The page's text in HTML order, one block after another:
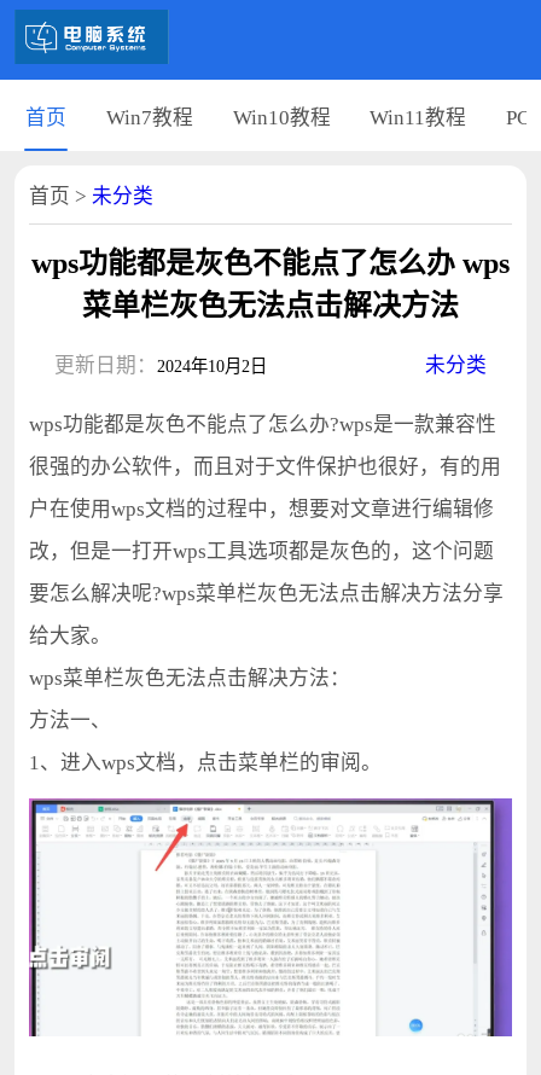
首页 Win7教程 Win10教程 Win11教程 PC
首页 > 未分类
wps功能都是灰色不能点了怎么办 wps
菜单栏灰色无法点击解决方法
更新日期： 2024年10月2日 未分类
wps功能都是灰色不能点了怎么办?wps是一款兼容性
很强的办公软件，而且对于文件保护也很好，有的用
户在使用wps文档的过程中，想要对文章进行编辑修
改，但是一打开wps工具选项都是灰色的，这个问题
要怎么解决呢?wps菜单栏灰色无法点击解决方法分享
给大家。
wps菜单栏灰色无法点击解决方法：
方法一、
1、进入wps文档，点击菜单栏的审阅。